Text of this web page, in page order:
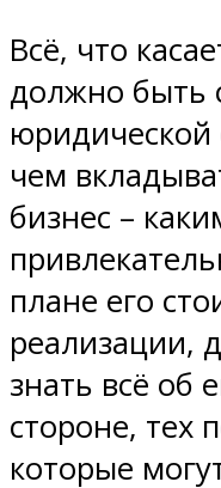
Всё, что
должно быть
чем
бизнес –
плане его
реализации,
знать всё об
стороне, тех
которые